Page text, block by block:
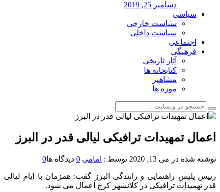
دسامبر 25, 2019
سیاسی
سیاست خارجی
سیاست داخلی
اجتماعی
فرهنگی
آثار تاریخی
کتابخانه ها
مشاهیر
موزه ها
اعمال تمهیدات ترافیکی لیالی قدر در البرز
نوشته شده در می 13, 2020 توسط : امامی 0 دیدگاه ها0
رییس پلیس راهنمایی و رانندگی البرز گفت: همزمان با ایام لیالی
قدر تهمیدات ترافیکی در کلانشهر کرج اعمال می شود.